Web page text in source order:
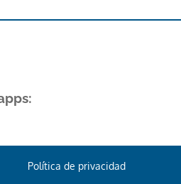
Política de privacidad